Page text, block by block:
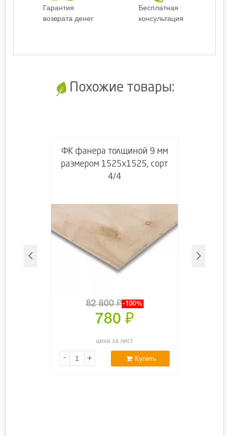
Гарантия
возврата денег
Бесплатная
консультация
Похожие товары:
ФК фанера толщиной 9 мм
размером 1525х1525, сорт
4/4
82 800₽ -100%
780 ₽
цена за лист
- + Купить